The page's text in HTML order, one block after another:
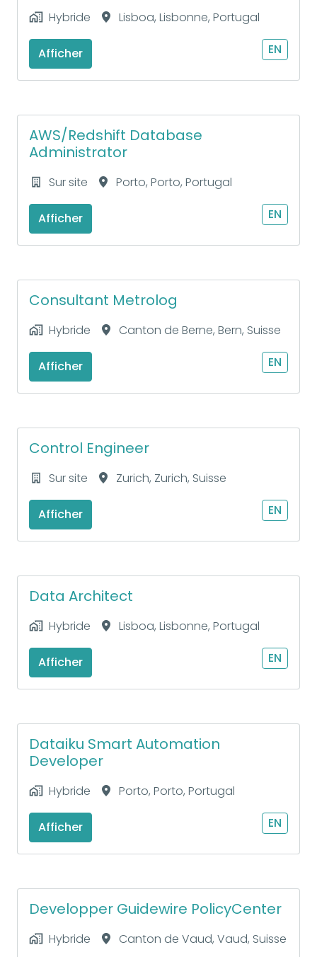
Hybride Lisboa, Lisbonne, Portugal
Afficher EN
AWS/Redshift Database
Administrator
Sur site Porto, Porto, Portugal
Afficher EN
Consultant Metrolog
Hybride Canton de Berne, Bern, Suisse
Afficher EN
Control Engineer
Sur site Zurich, Zurich, Suisse
Afficher EN
Data Architect
Hybride Lisboa, Lisbonne, Portugal
Afficher EN
Dataiku Smart Automation
Developer
Hybride Porto, Porto, Portugal
Afficher EN
Developper Guidewire PolicyCenter
Hybride Canton de Vaud, Vaud, Suisse